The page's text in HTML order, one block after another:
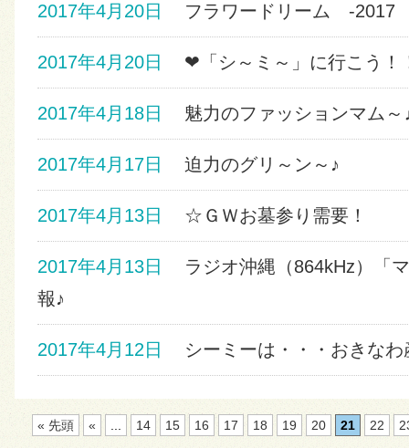
2017年4月20日 フラワードリーム -2017
2017年4月20日 ❤「シ～ミ～」に行こう！
2017年4月18日 魅力のファッションマム
2017年4月17日 迫力のグリ～ン～♪
2017年4月13日 ☆ＧＷお墓参り需要！
2017年4月13日
ラジオ沖縄（864kHz）「
報♪
2017年4月12日 シーミーは・・・おきなわ
« 先頭 « 14 15 16 17 18 19 20 21 22